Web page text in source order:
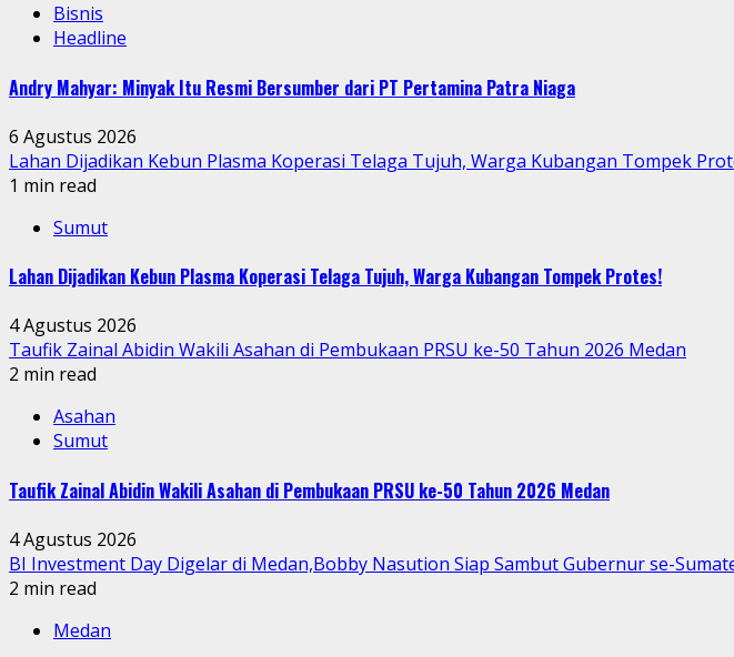
Bisnis
Headline
Andry Mahyar: Minyak Itu Resmi Bersumber dari PT Pertamina Patra Niaga
6 Agustus 2026
Lahan Dijadikan Kebun Plasma Koperasi Telaga Tujuh, Warga Kubangan Tompek
1 min read
Sumut
Lahan Dijadikan Kebun Plasma Koperasi Telaga Tujuh, Warga Kubangan Tompek Protes!
4 Agustus 2026
Taufik Zainal Abidin Wakili Asahan di Pembukaan PRSU ke-50 Tahun 2026 Medan
2 min read
Asahan
Sumut
Taufik Zainal Abidin Wakili Asahan di Pembukaan PRSU ke-50 Tahun 2026 Medan
4 Agustus 2026
BI Investment Day Digelar di Medan,Bobby Nasution Siap Sambut Gubernur se-
2 min read
Medan